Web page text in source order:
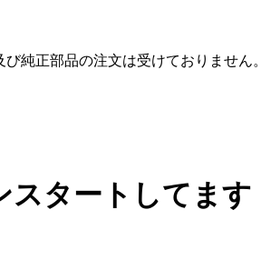
純正部品の注文は受けておりません。
スタートしてます